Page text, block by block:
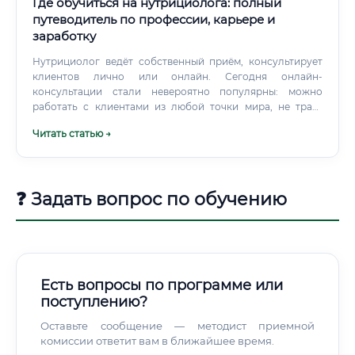
путеводитель по профессии, карьере и
заработку
Нутрициолог ведёт собственный приём, консультирует
клиентов лично или онлайн. Сегодня онлайн-
консультации стали невероятно популярны: можно
работать с клиентами из любой точки мира, не тратя
Читать статью →
❓ Задать вопрос по обучению
Есть вопросы по программе или
поступлению?
Оставьте сообщение — методист приемной
комиссии ответит вам в ближайшее время.